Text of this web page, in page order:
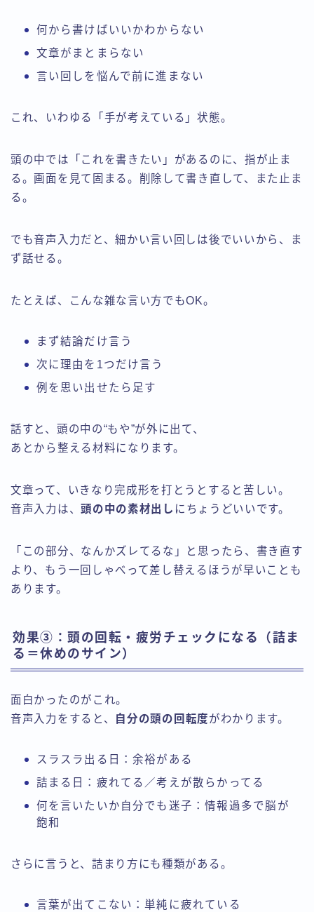
何から書けばいいかわからない
文章がまとまらない
言い回しを悩んで前に進まない
これ、いわゆる「手が考えている」状態。
頭の中では「これを書きたい」があるのに、指が止ま
る。画面を見て固まる。削除して書き直して、また止ま
る。
でも音声入力だと、細かい言い回しは後でいいから、ま
ず話せる。
たとえば、こんな雑な言い方でもOK。
まず結論だけ言う
次に理由を1つだけ言う
例を思い出せたら足す
話すと、頭の中の“もや”が外に出て、
あとから整える材料になります。
文章って、いきなり完成形を打とうとすると苦しい。
音声入力は、頭の中の素材出し にちょうどいいです。
「この部分、なんかズレてるな」と思ったら、書き直す
より、もう一回しゃべって差し替えるほうが早いことも
あります。
効果③：頭の回転・疲労チェックになる（詰ま
る＝休めのサイン）
面白かったのがこれ。
音声入力をすると、 自分の頭の回転度がわかります。
スラスラ出る日：余裕がある
詰まる日：疲れてる／考えが散らかってる
何を言いたいか自分でも迷子：情報過多で脳が
飽和
さらに言うと、詰まり方にも種類がある。
言葉が出てこない：単純に疲れている